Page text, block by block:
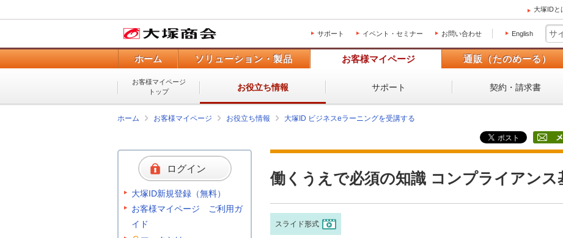
大塚IDと
サポート イベント・セミナー お問い合わせ English
ホーム ソリューション・製品 お客様マイページ 通販（たのめーる）
お客様マイページ
トップ
お役立ち情報 サポート 契約・請求書
ホーム お客様マイページ お役立ち情報 大塚ID ビジネスeラーニングを受講する
働くうえで必須の知識 コンプライアンス
スライド形式
ログイン
大塚ID新規登録（無料）
お客様マイページ ご利用ガ
イド